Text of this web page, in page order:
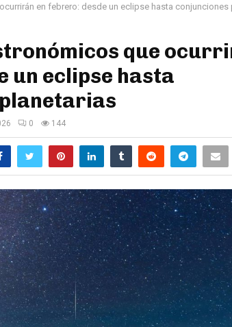
en febrero: desde un eclipse hasta conjunciones
que
un eclipse hasta
0 144